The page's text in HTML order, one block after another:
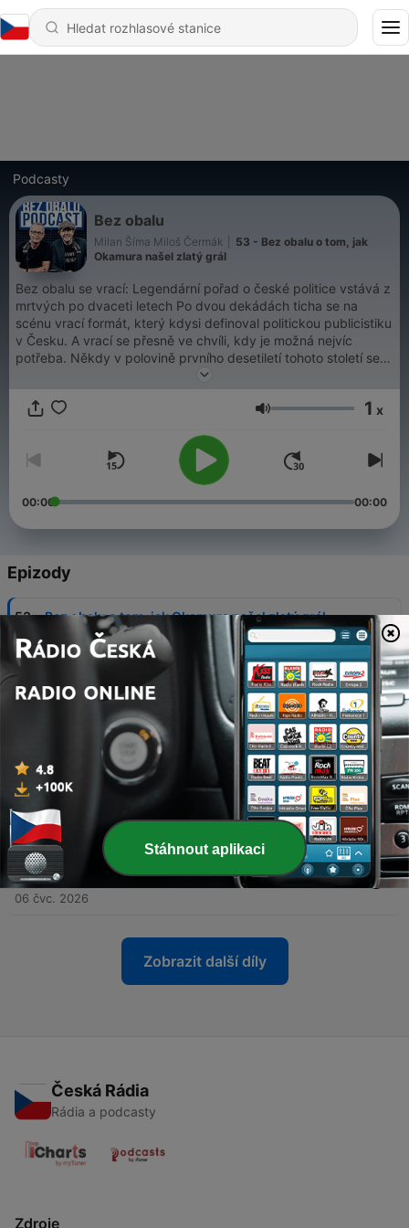
Podcasty
Bez obalu
Milan Šíma Miloš Čermák
53 - Bez obalu o tom, jak
Okamura našel zlatý grál
Bez obalu se vrací: Legendární pořad o české politice vstává z
mrtvých po dvaceti letech Po dvou dekádách ticha se na
scénu vrací formát, který kdysi definoval politickou publicistiku
v Česku. A vrací se přesně ve chvíli, kdy je možná nejvíc
potřeba. Někdy v polovině prvního desetiletí tohoto století se
Jiří Paroubek, tehdejší premiér a muž s pověstí člověka, který
Bez obalu. Byl to formát, který si dovoloval to, co si dnes
Rok 2025 přinesl zázrak. Bez obalu se vrací!
Hlasitost 1 x
00:00 00:00
Epizody
53 - Bez obalu o tom, jak Okamura našel zlatý grál
03 srp. 2026
Babiš chce prezidenta Pavla zničit. A možná proti
němu znovu kandidovat
Bez obalu o tom, jak jsme „ukřižovali“ Turka
20 čvc. 2026
Bez obalu o Macinkově „waterloo“ v Ankaře
13 čvc. 2026
49 - Hrozní jsme! Bez obalu o tom, jak Motoristům
začíná docházet benzín
06 čvc. 2026
Zobrazit další díly
Česká Rádia
Rádia a podcasty
Zdroje
Stáhnout aplikaci